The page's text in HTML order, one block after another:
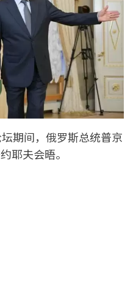
期间，俄罗斯总统普京
耶夫会晤。